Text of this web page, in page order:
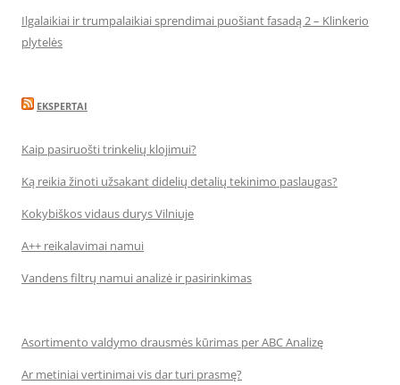
Ilgalaikiai ir trumpalaikiai sprendimai puošiant fasadą 2 – Klinkerio
plytelės
EKSPERTAI
Kaip pasiruošti trinkelių klojimui?
Ką reikia žinoti užsakant didelių detalių tekinimo paslaugas?
Kokybiškos vidaus durys Vilniuje
A++ reikalavimai namui
Vandens filtrų namui analizė ir pasirinkimas
Asortimento valdymo drausmės kūrimas per ABC Analizę
Ar metiniai vertinimai vis dar turi prasmę?